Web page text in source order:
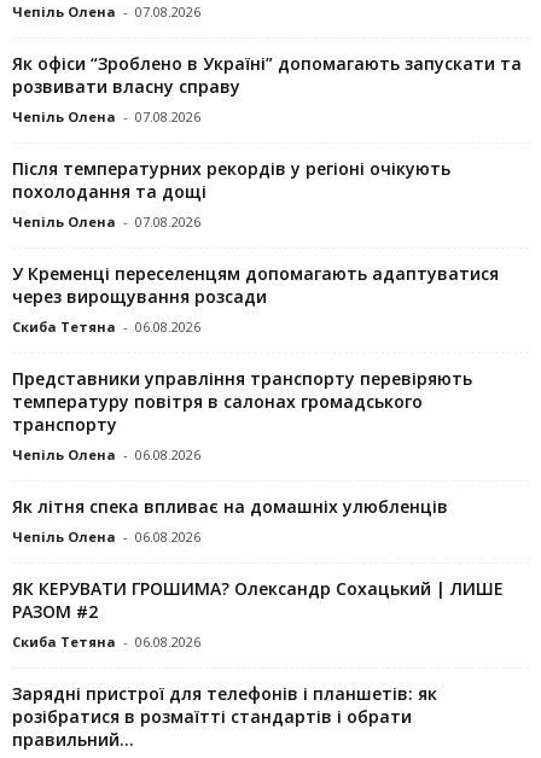
Чепіль Олена - 07.08.2026
Як офіси “Зроблено в Україні” допомагають запускaти та
розвивати власну справу
Чепіль Олена - 07.08.2026
Після температурних рекордів у регіоні очікують
похолодання та дощі
Чепіль Олена - 07.08.2026
У Кременці переселенцям допомагають адаптуватися
через вирощування розсади
Скиба Тетяна - 06.08.2026
Представники управління транспорту перевіряють
температуру повітря в салонах громадського
транспорту
Чепіль Олена - 06.08.2026
Як літня спека впливає на домашніх улюбленців
Чепіль Олена - 06.08.2026
ЯК КЕРУВАТИ ГРОШИМА? Олександр Сохацький | ЛИШЕ
РАЗОМ #2
Скиба Тетяна - 06.08.2026
Зарядні пристрої для телефонів і планшетів: як
розібратися в розмаїтті стандартів і обрати
правильний...